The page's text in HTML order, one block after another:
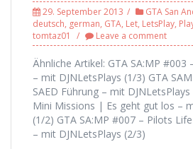
29. September 2013 GTA San
deutsch, german, GTA, Let, LetsPlay,
tomtaz01
Leave a comment
Ähnliche Artikel: GTA SA:MP
– mit DJNLetsPlays (1/3) GTA
SAED Führung – mit
Mini Missions | Es geht gut los –
(1/2) GTA SA:MP #007 – Pilots
– mit DJNLetsPlays (2/3)